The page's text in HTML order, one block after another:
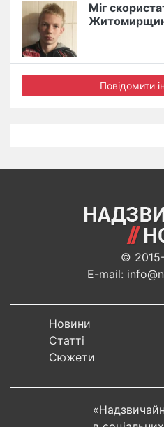
Міг
Повідомити
©
E-mail:
Новини
Статті
Сюжети